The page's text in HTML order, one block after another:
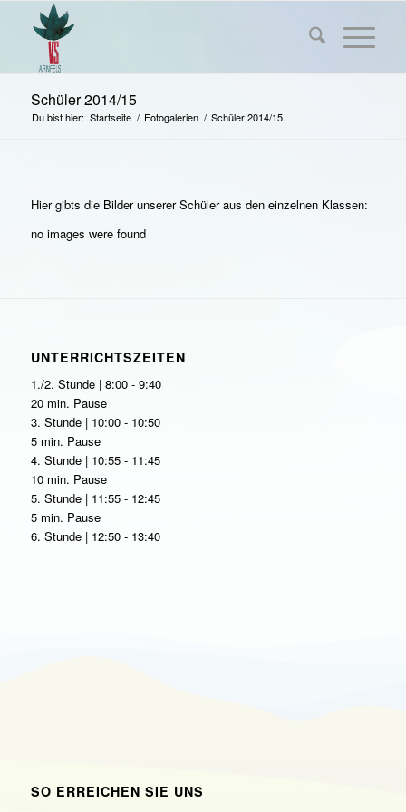
Schüler 2014/15
Du bist hier: Startseite / Fotogalerien / Schüler 2014/15
Hier gibts die Bilder unserer Schüler aus den einzelnen Klassen:
no images were found
UNTERRICHTSZEITEN
1./2. Stunde | 8:00 - 9:40
20 min. Pause
3. Stunde | 10:00 - 10:50
5 min. Pause
4. Stunde | 10:55 - 11:45
10 min. Pause
5. Stunde | 11:55 - 12:45
5 min. Pause
6. Stunde | 12:50 - 13:40
SO ERREICHEN SIE UNS